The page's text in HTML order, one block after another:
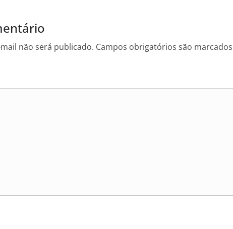
não será publicado. Campos obrigatórios são